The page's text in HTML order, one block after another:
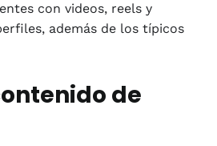
con videos, reels y
además de los típicos
de